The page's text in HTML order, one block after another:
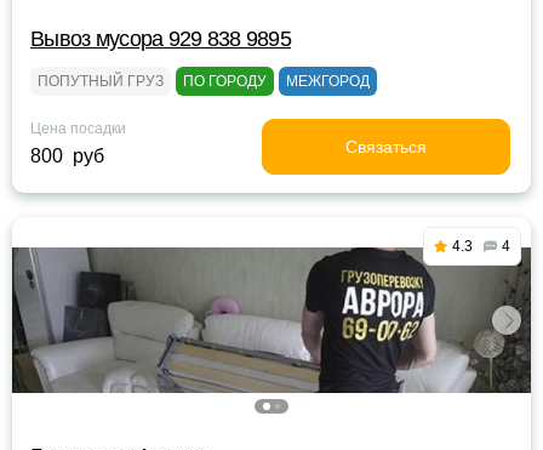
Вывоз мусора 929 838 9895
ПОПУТНЫЙ ГРУЗ ПО ГОРОДУ МЕЖГОРОД
Цена посадки
800 руб Связаться
4.3 4